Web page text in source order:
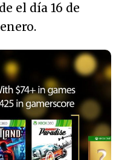
el día 16 de